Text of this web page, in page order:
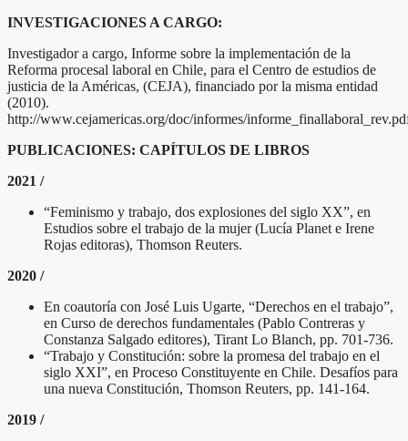
INVESTIGACIONES A CARGO:
Investigador a cargo, Informe sobre la implementación de la
Reforma procesal laboral en Chile, para el Centro de estudios de
justicia de la Américas, (CEJA), financiado por la misma entidad
(2010).
http://www.cejamericas.org/doc/informes/
PUBLICACIONES: CAPÍTULOS DE LIBROS
2021 /
“Feminismo y trabajo, dos explosiones del siglo XX”, en
Estudios sobre el trabajo de la mujer (Lucía Planet e Irene
Rojas editoras), Thomson Reuters.
2020 /
En coautoría con José Luis Ugarte, “Derechos en el trabajo”,
en Curso de derechos fundamentales (Pablo Contreras y
Constanza Salgado editores), Tirant Lo Blanch, pp. 701-736.
“Trabajo y Constitución: sobre la promesa del trabajo en el
siglo XXI”, en Proceso Constituyente en Chile. Desafíos para
una nueva Constitución, Thomson Reuters, pp. 141-164.
2019 /